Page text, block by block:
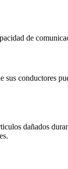
de
conductores
dañados